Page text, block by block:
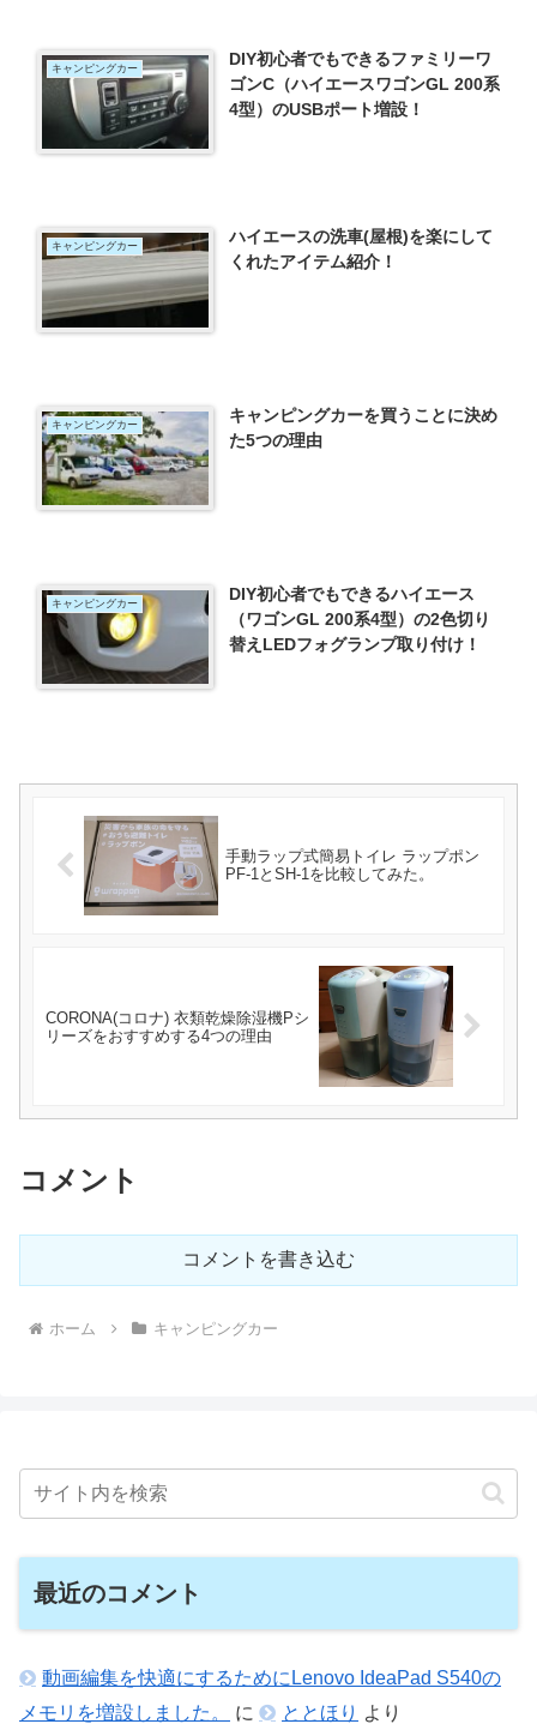
キャンピングカー
DIY初心者でもできるファミリーワ
ゴンC（ハイエースワゴンGL 200系
4型）のUSBポート増設！
キャンピングカー
ハイエースの洗車(屋根)を楽にして
くれたアイテム紹介！
キャンピングカー
キャンピングカーを買うことに決め
た5つの理由
キャンピングカー
DIY初心者でもできるハイエース
（ワゴンGL 200系4型）の2色切り
替えLEDフォグランプ取り付け！
手動ラップ式簡易トイレ ラップポン
PF-1とSH-1を比較してみた。
CORONA(コロナ) 衣類乾燥除湿機Pシ
リーズをおすすめする4つの理由
コメント
コメントを書き込む
ホーム キャンピングカー
最近のコメント
動画編集を快適にするためにLenovo IdeaPad S540の
メモリを増設しました。
に ととほり より